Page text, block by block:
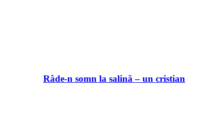
Râde-n somn la salină – un cristian